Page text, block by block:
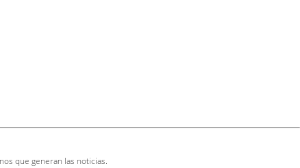
que generan las noticias.